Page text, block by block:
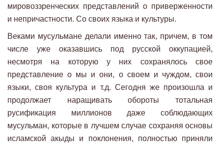
мировоззренческих представлений о приверженности
и непричастности. Со своих языка и культуры.
Веками мусульмане делали именно так, причем, в том
числе уже оказавшись под русской оккупацией,
несмотря на которую у них сохранялось свое
представление о мы и они, о своем и чуждом, свои
языки, своя культура и т.д. Сегодня же произошла и
продолжает наращивать обороты тотальная
русификация миллионов даже соблюдающих
мусульман, которые в лучшем случае сохраняя основы
исламской акыды и поклонения, полностью приняли